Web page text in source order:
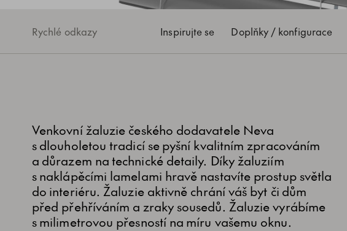
Rychlé odkazy Inspirujte se Doplňky / konfigurace
Venkovní žaluzie českého dodavatele Neva
s dlouholetou tradicí se pyšní kvalitním zpracováním
a důrazem na technické detaily. Díky žaluziím
s naklápěcími lamelami hravě nastavíte prostup světla
do interiéru. Žaluzie aktivně chrání váš byt či dům
před přehříváním a zraky sousedů. Žaluzie vyrábíme
s milimetrovou přesností na míru vašemu oknu.